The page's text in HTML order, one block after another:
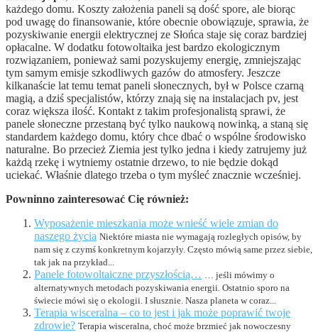
każdego domu. Koszty założenia paneli są dość spore, ale biorąc
pod uwagę do finansowanie, które obecnie obowiązuje, sprawia, że
pozyskiwanie energii elektrycznej ze Słońca staje się coraz bardziej
opłacalne. W dodatku fotowoltaika jest bardzo ekologicznym
rozwiązaniem, ponieważ sami pozyskujemy energię, zmniejszając
tym samym emisje szkodliwych gazów do atmosfery. Jeszcze
kilkanaście lat temu temat paneli słonecznych, był w Polsce czarną
magią, a dziś specjalistów, którzy znają się na instalacjach pv, jest
coraz większa ilość. Kontakt z takim profesjonalistą sprawi, że
panele słoneczne przestaną być tylko naukową nowinką, a staną się
standardem każdego domu, który chce dbać o wspólne środowisko
naturalne. Bo przecież Ziemia jest tylko jedna i kiedy zatrujemy już
każdą rzekę i wytniemy ostatnie drzewo, to nie będzie dokąd
uciekać. Właśnie dlatego trzeba o tym myśleć znacznie wcześniej.
Powninno zainteresować Cię również:
Wyposażenie mieszkania może wnieść wiele zmian do
naszego życia Niektóre miasta nie wymagają rozległych opisów, by
nam się z czymś konkretnym kojarzyły. Często mówią same przez siebie,
tak jak na przykład...
Panele fotowoltaiczne przyszłością…
… jeśli mówimy o
alternatywnych metodach pozyskiwania energii. Ostatnio sporo na
świecie mówi się o ekologii. I słusznie. Nasza planeta w coraz...
Terapia wisceralna – co to jest i jak może poprawić twoje
zdrowie? Terapia wisceralna, choć może brzmieć jak nowoczesny